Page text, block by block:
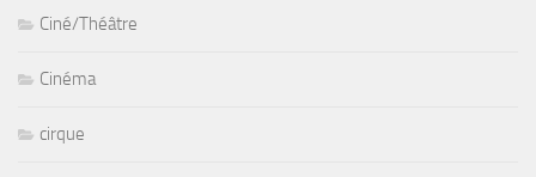
Ciné/Théâtre
Cinéma
cirque